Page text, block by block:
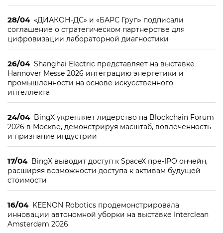
28/04 «ДИАКОН-ДС» и «БАРС Груп» подписали
соглашение о стратегическом партнерстве для
цифровизации лабораторной диагностики
26/04 Shanghai Electric представляет на выставке
Hannover Messe 2026 интеграцию энергетики и
промышленности на основе искусственного
интеллекта
24/04 BingX укрепляет лидерство на Blockchain Forum
2026 в Москве, демонстрируя масштаб, вовлечённость
и признание индустрии
17/04 BingX выводит доступ к SpaceX пре-IPO ончейн,
расширяя возможности доступа к активам будущей
стоимости
16/04 KEENON Robotics продемонстрировала
инновации автономной уборки на выставке Interclean
Amsterdam 2026